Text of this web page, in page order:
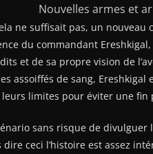
Nouvelles armes et
ne suffisait pas, un
du commandant
et de sa propre vision de
assoiffés de sang,
limites pour éviter une fin
sans risque de
ceci l’histoire est assez